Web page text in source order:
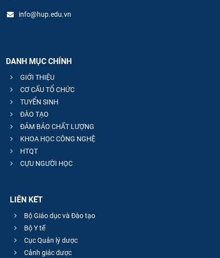
info@hup.edu.vn
DANH MỤC CHÍNH
GIỚI THIỆU
CƠ CẤU TỔ CHỨC
TUYỂN SINH
ĐÀO TẠO
ĐẢM BẢO CHẤT LƯỢNG
KHOA HỌC CÔNG NGHỆ
HTQT
CỰU NGƯỜI HỌC
LIÊN KẾT
Bộ Giáo dục và Đào tạo
Bộ Y tế
Cục Quản lý dược
Cảnh giác dược